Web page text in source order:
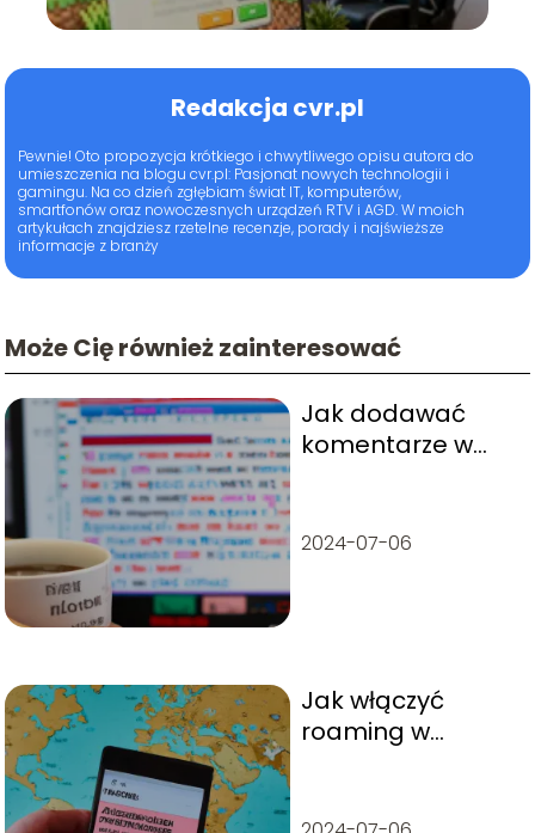
Redakcja cvr.pl
Pewnie! Oto propozycja krótkiego i chwytliwego opisu autora do
umieszczenia na blogu cvr.pl: Pasjonat nowych technologii i
gamingu. Na co dzień zgłębiam świat IT, komputerów,
smartfonów oraz nowoczesnych urządzeń RTV i AGD. W moich
artykułach znajdziesz rzetelne recenzje, porady i najświeższe
informacje z branży
Może Cię również zainteresować
Jak dodawać
komentarze w
2024-07-06
Jak włączyć
roaming w